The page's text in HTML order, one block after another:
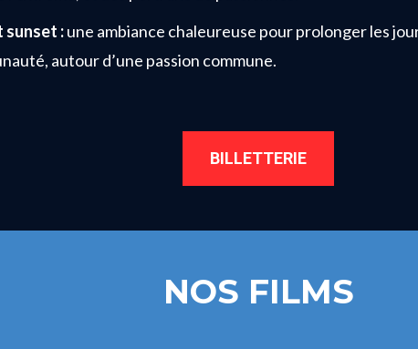
sunset :une ambiance chaleureuse pour prolonger les
autour d’une passion commune.
BILLETTERIE
NOS FILMS